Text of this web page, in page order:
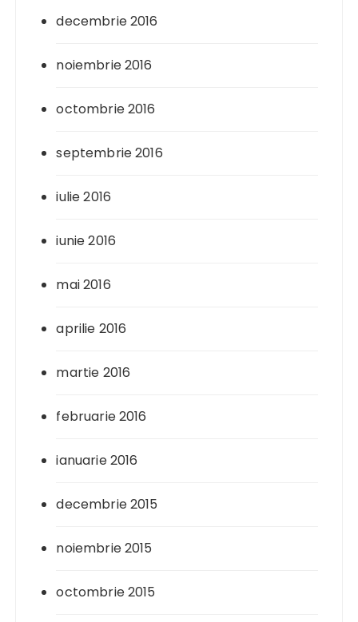
decembrie 2016
noiembrie 2016
octombrie 2016
septembrie 2016
iulie 2016
iunie 2016
mai 2016
aprilie 2016
martie 2016
februarie 2016
ianuarie 2016
decembrie 2015
noiembrie 2015
octombrie 2015